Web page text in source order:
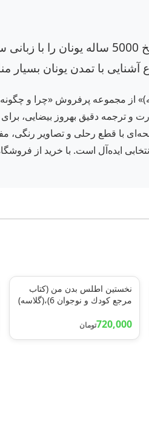
کتابی مختصر، مفید و مصور برای
با تمدن یونان
و چگونه25 (تمدن یونان باستان: گذری بر تاریخ 5000
و ترجمه دقیق بهروز بیضایی،
المپ تا دموکراسی آتن و فلسفه سقراط، این کتاب 48
ایده‌آل است. با خرید از
نخستين اطلس بدن من (كتاب
مرجع كودك و نوجوان 6)،(گلاسه)
720,000تومان